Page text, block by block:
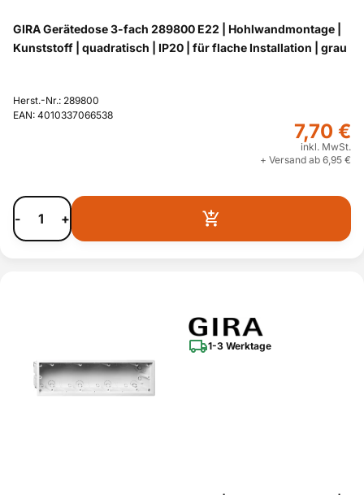
GIRA Gerätedose 3-fach 289800 E22 | Hohlwandmontage |
Kunststoff | quadratisch | IP20 | für flache Installation | grau
Herst.-Nr.: 289800
EAN: 4010337066538
7,70 €
inkl. MwSt.
+ Versand ab 6,95 €
- +
1-3 Werktage